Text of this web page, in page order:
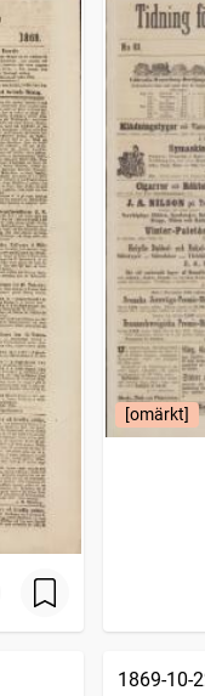
3 979
3 885
3 881
3 855
3 851
3 828
3 816
3 809
3 782
3 649
3 637
3 618
3 573
3 559
3 525
3 484
3 478
3 476
3 418
3 412
[omärkt]
1869-10-